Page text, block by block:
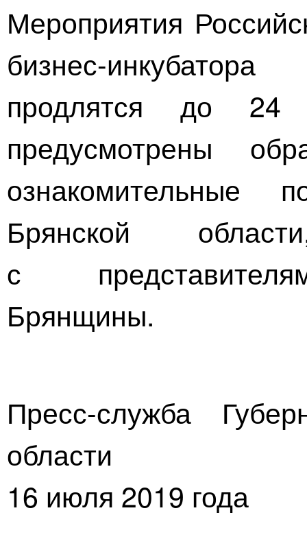
Мероприятия
бизнес-инкубатора
продлятся до 24
предусмотрены
ознакомительные
Брянской
с
Брянщины.
Пресс-служба
области
16 июля 2019 года